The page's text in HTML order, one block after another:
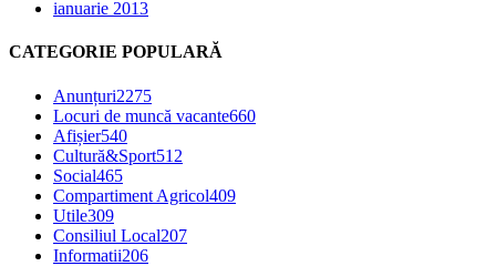
ianuarie 2013
CATEGORIE POPULARĂ
Anunțuri2275
Locuri de muncă vacante660
Afișier540
Cultură&Sport512
Social465
Compartiment Agricol409
Utile309
Consiliul Local207
Informatii206